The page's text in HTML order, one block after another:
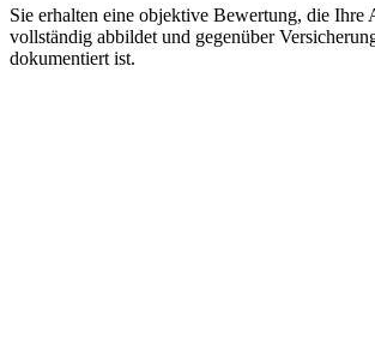
Sie erhalten eine objektive Bewertung, die Ihre
vollständig abbildet und gegenüber
dokumentiert ist.